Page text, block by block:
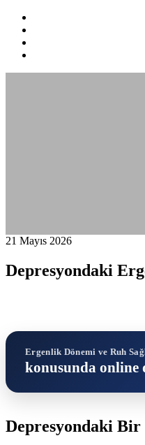
21 Mayıs 2026
Depresyondaki
Ergenlik Dönemi ve Ruh
konusunda online
Depresyondaki Bir